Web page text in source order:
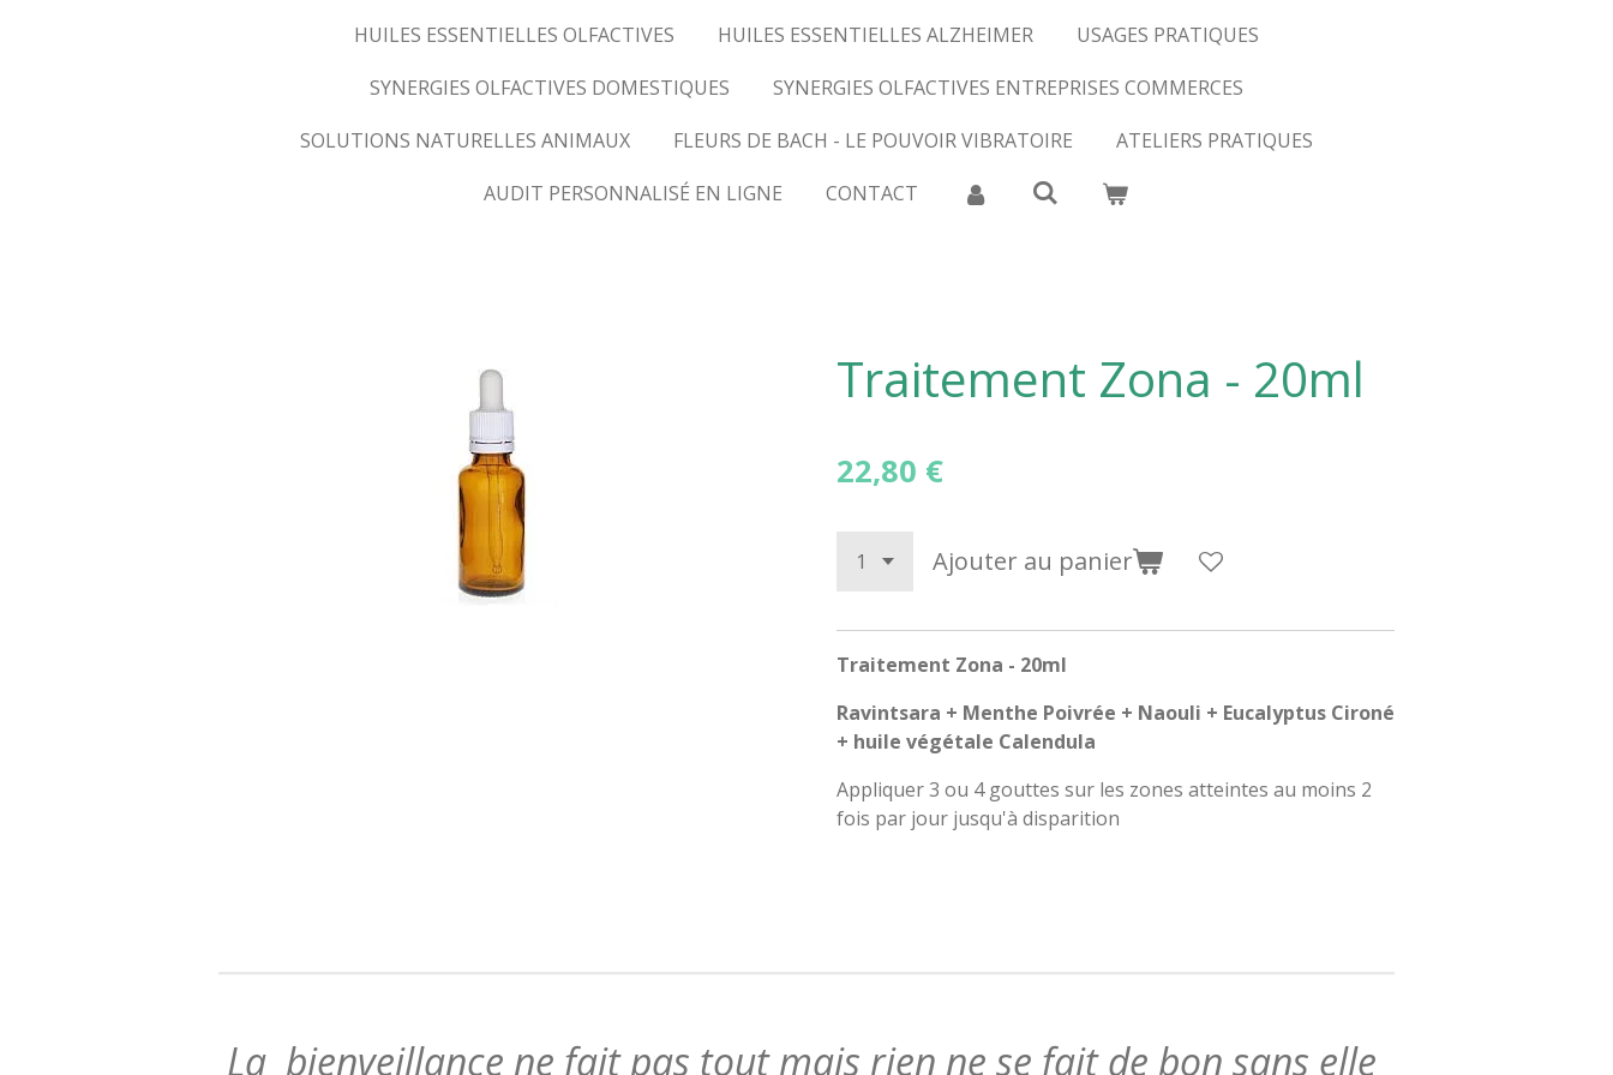
HUILES ESSENTIELLES OLFACTIVES
HUILES ESSENTIELLES ALZHEIMER
USAGES PRATIQUES
SYNERGIES OLFACTIVES DOMESTIQUES
SYNERGIES OLFACTIVES ENTREPRISES COMMERCES
SOLUTIONS NATURELLES ANIMAUX
FLEURS DE BACH - LE POUVOIR VIBRATOIRE
ATELIERS PRATIQUES
AUDIT PERSONNALISÉ EN LIGNE
CONTACT
Traitement Zona - 20ml
22,80 €
Ajouter au panier
Traitement Zona - 20ml
Ravintsara + Menthe Poivrée + Naouli + Eucalyptus Cironé
+ huile végétale Calendula
Appliquer 3 ou 4 gouttes sur les zones atteintes au moins 2
fois par jour jusqu'à disparition
La bienveillance ne fait pas tout mais rien ne se fait de bon sans elle